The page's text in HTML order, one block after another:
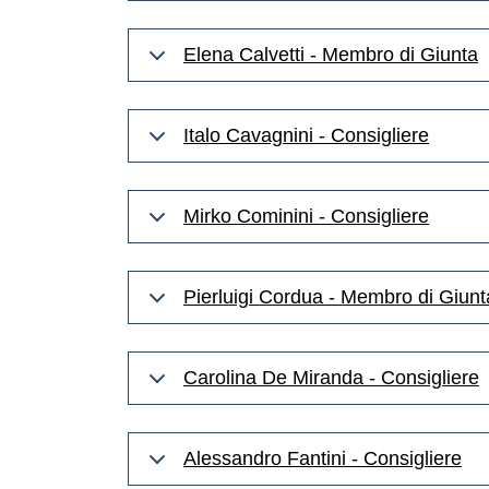
Elena Calvetti - Membro di Giunta
Italo Cavagnini - Consigliere
Mirko Cominini - Consigliere
Pierluigi Cordua - Membro di
Carolina De Miranda - Consigliere
Alessandro Fantini - Consigliere